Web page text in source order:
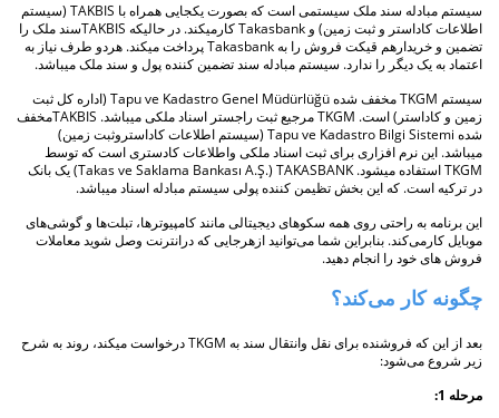
سیستم مبادله سند ملک سیستمی است که بصورت یکجایی همراه با TAKBIS (سیستم
اطلاعات کاداستر و ثبت زمین) و Takasbank کارمیکند. در حالیکه TAKBISسند ملک را
تضمین و خریدارهم قیکت فروش را به Takasbank پرداخت میکند. هردو طرف نیاز به
اعتماد به یک دیگر را ندارد. سیستم مبادله سند تضمین کننده پول و سند ملک میباشد.
سیستم TKGM مخفف شده Tapu ve Kadastro Genel Müdürlüğü (اداره کل ثبت
زمین و کاداستر) است. TKGM مرجیع ثبت راجستر اسناد ملکی میباشد. TAKBISمخفف
شده Tapu ve Kadastro Bilgi Sistemi (سیستم اطلاعات کاداستروثبت زمین)
میباشد. این نرم افزاری برای ثبت اسناد ملکی واطلاعات کادستری است که توسط
TKGM استفاده میشود. Takas ve Saklama Bankası A.Ş.) TAKASBANK) یک بانک
در ترکیه است. که این بخش تظیمن کننده پولی سیستم مبادله اسناد میباشد.
این برنامه به راحتی روی همه سکوهای دیجیتالی مانند کامپیوترها، تبلت‌ها و گوشی‌های
موبایل کارمی‌کند. بنابراین شما می‌توانید ازهرجایی که درانترنت وصل شوید معاملات‌
فروش های خود را انجام دهید.
چگونه کار می‌کند؟
بعد از این که فروشنده برای نقل وانتقال سند به TKGM درخواست میکند، روند به شرح
زیر شروع می‌شود:
مرحله 1: